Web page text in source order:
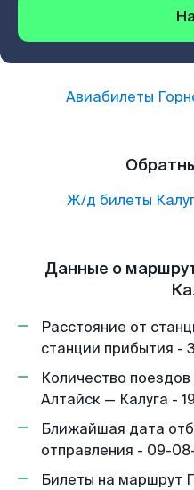
Авиабилеты
Ж/д билеты
Данные о
Расстояние от
станции прибытия -
Количество
Алтайск — Калуга - 19
Ближайшая дата
отправления - 09-
Билеты на маршрут